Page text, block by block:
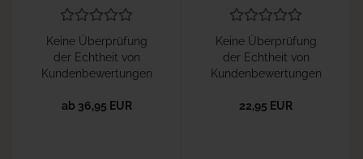
Keine Überprüfung
der Echtheit von
Kundenbewertungen
ab 36,95 EUR
Keine Überprüfung
der Echtheit von
Kundenbewertungen
22,95 EUR